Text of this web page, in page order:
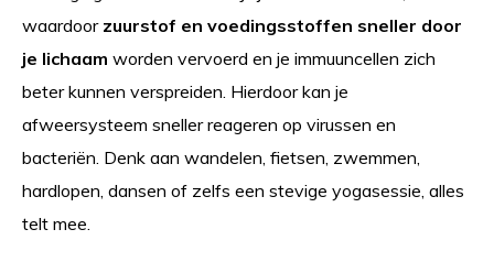
waardoor zuurstof en voedingsstoffen sneller door
je lichaam worden vervoerd en je immuuncellen zich
beter kunnen verspreiden. Hierdoor kan je
afweersysteem sneller reageren op virussen en
bacteriën. Denk aan wandelen, fietsen, zwemmen,
hardlopen, dansen of zelfs een stevige yogasessie, alles
telt mee.